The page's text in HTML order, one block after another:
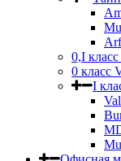
0,I
0 класс
I